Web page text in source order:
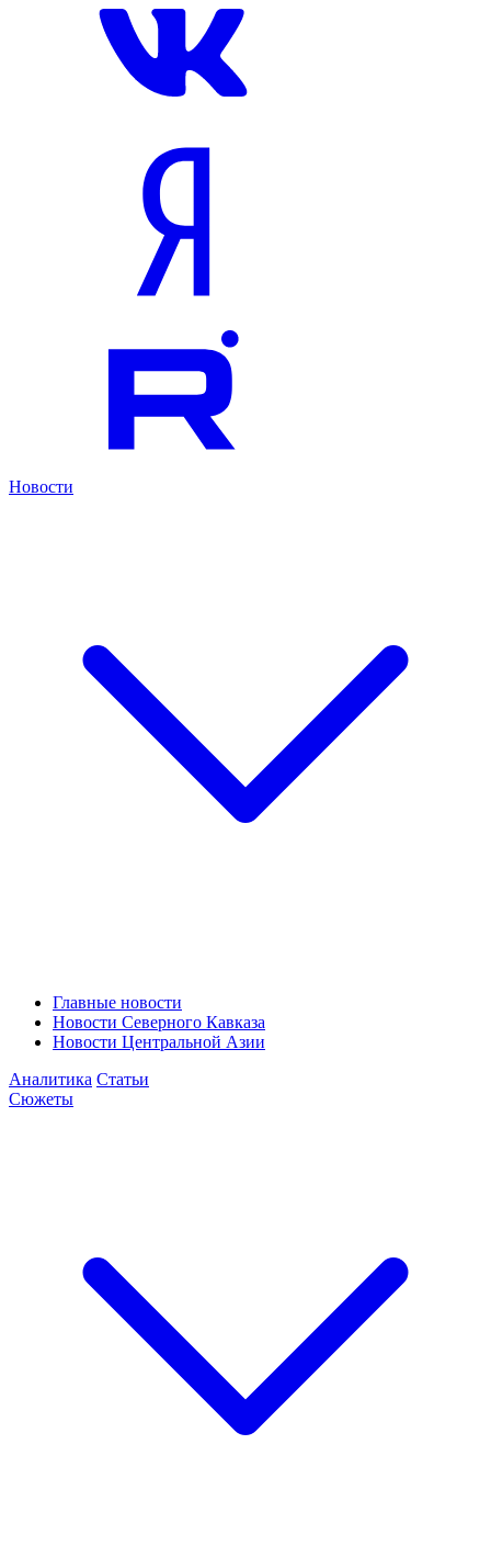
Новости
Главные новости
Новости Северного Кавказа
Новости Центральной Азии
Аналитика Статьи
Сюжеты